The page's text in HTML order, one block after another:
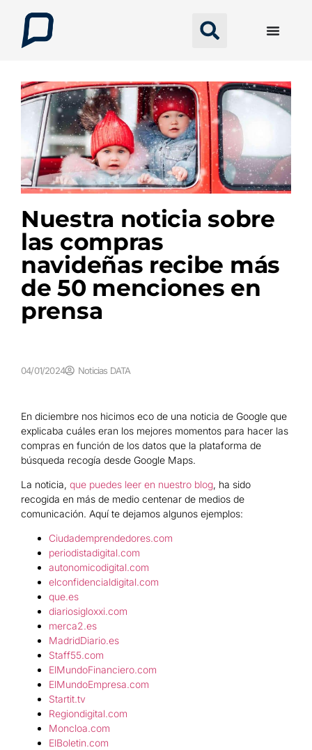
Nuestra noticia sobre
las compras
navideñas recibe más
de 50 menciones en
prensa
04/01/2024 Noticias DATA
En diciembre nos hicimos eco de una noticia de Google que
explicaba cuáles eran los mejores momentos para hacer las
compras en función de los datos que la plataforma de
búsqueda recogía desde Google Maps.
La noticia, que puedes leer en nuestro blog, ha sido
recogida en más de medio centenar de medios de
comunicación. Aquí te dejamos algunos ejemplos:
Ciudademprendedores.com
periodistadigital.com
autonomicodigital.com
elconfidencialdigital.com
que.es
diariosigloxxi.com
merca2.es
MadridDiario.es
Staff55.com
ElMundoFinanciero.com
ElMundoEmpresa.com
Startit.tv
Regiondigital.com
Moncloa.com
ElBoletin.com